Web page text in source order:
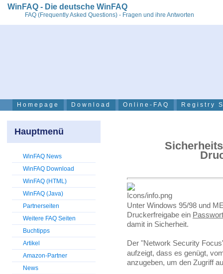
WinFAQ - Die deutsche WinFAQ
FAQ (Frequently Asked Questions) - Fragen und ihre Antworten
Homepage Download Online-FAQ Registry
Unter Windows 95/98 und
Druckerfreigabe ein Passwort
damit in Sicherheit.
Der "Network Security
aufzeigt, dass es genügt,
anzugeben, um den Zugriff
Hauptmenü
WinFAQ News
WinFAQ Download
WinFAQ (HTML)
WinFAQ (Java)
Partnerseiten
Weitere FAQ Seiten
Buchtipps
Artikel
Amazon-Partner
News